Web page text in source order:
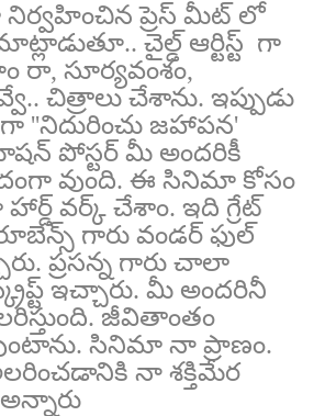
నిర్వహించిన ప్రెస్ మీట్ లో
చైల్డ్ ఆర్టిస్ట్ గా
రా, సూర్యవంశం,
చిత్రాలు చేశాను. ఇప్పుడు
''నిదురించు జహాపన'
పోస్టర్ మీ అందరికీ
వుంది. ఈ సినిమా కోసం
వర్క్ చేశాం. ఇది గ్రేట్
గారు వండర్ ఫుల్
ప్రసన్న గారు చాలా
ఇచ్చారు. మీ అందరినీ
జీవితాంతం
సినిమా నా ప్రాణం.
నా శక్తిమేర